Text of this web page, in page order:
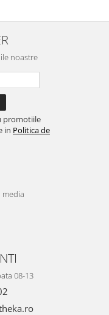
noastre
promotiile
in Politica de
media
08-13